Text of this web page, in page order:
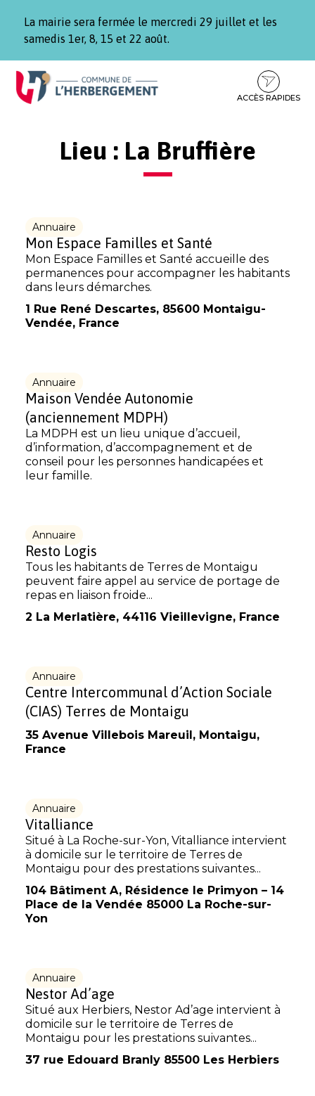
La mairie sera fermée le mercredi 29 juillet et les
samedis 1er, 8, 15 et 22 août.
Aller
Aller
contenu
Aller
pied
ACCÈS RAPIDES
Lieu : La Bruffière
Annuaire
Mon Espace Familles et Santé
Mon Espace Familles et Santé accueille des
permanences pour accompagner les habitants
dans leurs démarches.
1 Rue René Descartes, 85600 Montaigu-
Vendée, France
Annuaire
Maison Vendée Autonomie
(anciennement MDPH)
La MDPH est un lieu unique d’accueil,
d’information, d’accompagnement et de
conseil pour les personnes handicapées et
leur famille.
Annuaire
Resto Logis
Tous les habitants de Terres de Montaigu
peuvent faire appel au service de portage de
repas en liaison froide...
2 La Merlatière, 44116 Vieillevigne, France
Annuaire
Centre Intercommunal d’Action Sociale
(CIAS) Terres de Montaigu
35 Avenue Villebois Mareuil, Montaigu,
France
Annuaire
Vitalliance
Situé à La Roche-sur-Yon, Vitalliance intervient
à domicile sur le territoire de Terres de
Montaigu pour des prestations suivantes...
104 Bâtiment A, Résidence le Primyon – 14
Place de la Vendée 85000 La Roche-sur-
Yon
Annuaire
Nestor Ad’age
Situé aux Herbiers, Nestor Ad’age intervient à
domicile sur le territoire de Terres de
Montaigu pour les prestations suivantes...
37 rue Edouard Branly 85500 Les Herbiers